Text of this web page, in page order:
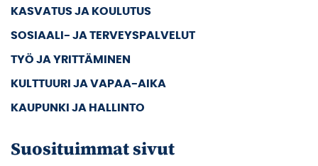
KASVATUS JA KOULUTUS
SOSIAALI- JA TERVEYSPALVELUT
TYÖ JA YRITTÄMINEN
KULTTUURI JA VAPAA-AIKA
KAUPUNKI JA HALLINTO
Suosituimmat sivut